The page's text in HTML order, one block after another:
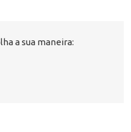
a sua maneira: